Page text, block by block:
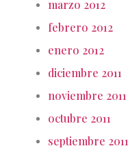
marzo 2012
febrero 2012
enero 2012
diciembre 2011
noviembre 2011
octubre 2011
septiembre 2011